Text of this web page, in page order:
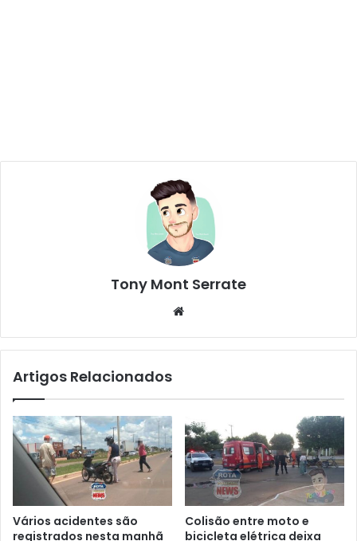
Tony Mont Serrate
te
Artigos Relacionados
Vários acidentes são
registrados nesta manhã
Colisão entre moto e
bicicleta elétrica deixa